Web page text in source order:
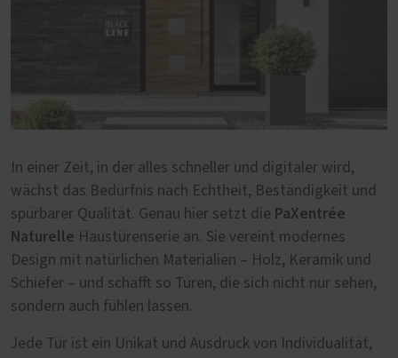
In einer Zeit, in der alles schneller und digitaler wird,
wächst das Bedürfnis nach Echtheit, Beständigkeit und
spürbarer Qualität. Genau hier setzt die PaXentrée
Naturelle Haustürenserie an. Sie vereint modernes
Design mit natürlichen Materialien – Holz, Keramik und
Schiefer – und schafft so Türen, die sich nicht nur sehen,
sondern auch fühlen lassen.
Jede Tür ist ein Unikat und Ausdruck von Individualität,